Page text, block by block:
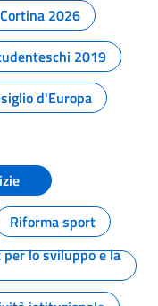
2026
2019
d'Europa
Riforma sport
lo sviluppo e la